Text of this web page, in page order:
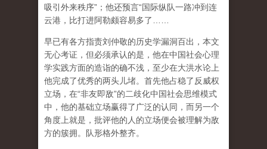
吸引外来秩序”；他还预言“国际纵队一路冲到连
云港，比打进阿勒颇容易多了……
早已有各方指责刘仲敬的历史学漏洞百出，本文
无心考证，但必须承认的是，他在中国社会心理
学实践方面的造诣的确不浅，至少在大洪水论上
他完成了优秀的两头儿堵。首先他占稳了反威权
立场，在“非友即敌”的二歧化中国社会思维模式
中，他的基础立场赢得了广泛的认同，而另一个
角度上就是，批评他的人的立场便会被理解为敌
方的簇拥。队形格外整齐。